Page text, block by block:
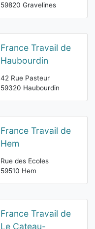
59820 Gravelines
France Travail de
Haubourdin
42 Rue Pasteur
59320 Haubourdin
France Travail de
Hem
Rue des Ecoles
59510 Hem
France Travail de
Le Cateau-